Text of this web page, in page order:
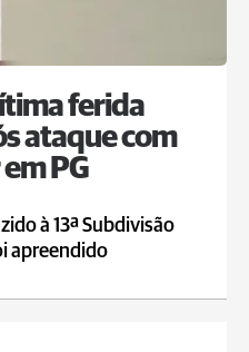
ferida
ataque com
PG
à 13ª Subdivisão
apreendido